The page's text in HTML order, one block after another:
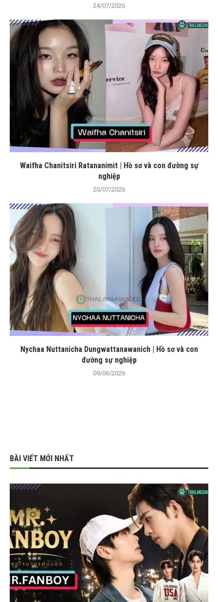
24/07/2026
Waifha Chanitsiri Ratananimit | Hồ sơ và con đường sự
nghiệp
20/07/2026
Nychaa Nuttanicha Dungwattanawanich | Hồ sơ và con
đường sự nghiệp
09/06/2026
BÀI VIẾT MỚI NHẤT